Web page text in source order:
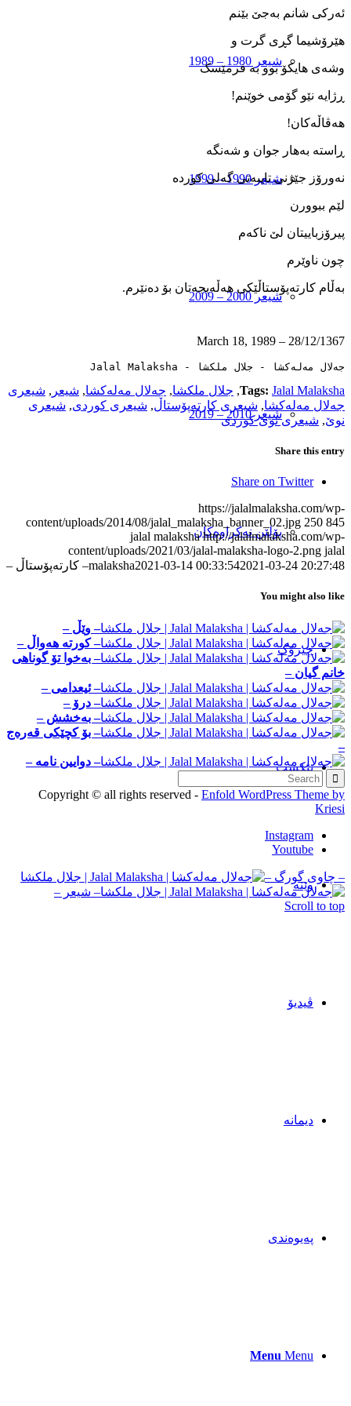
شیعر 1980 – 1989
شیعر 1990 – 1999
شیعر 2000 – 2009
شیعر 2010 – 2019
پۆلێن نەکراوەکان
چیرۆک
تێکست
وێنه‌
ڤیدیۆ
دیمانە
پەیوەندی
Menu Menu
ئه‌رکی شانم به‌جێ بێنم
هێرۆشیما گڕی گرت و
وشه‌ی هایکۆ بوو به‌ فرمێسک
ڕژایه ‌نێو گۆمی خوێنم!
هه‌ڤاڵه‌کان!
ڕاسته ‌به‌هار جوان و شه‌نگه
نه‌ورۆز جێژنی تایبه‌تی گه‌لی کورده
لێم ببوورن
پیرۆزباییتان لێ ناکه‌م
چون ناوێرم
به‌ڵام کارته‌پۆستاڵێکی هه‌ڵه‌بجه‌تان بۆ ده‌نێرم.
28/12/1367 – March 18, 1989
جەلال مەلەکشا - جلال ملکشا - Jalal Malaksha
Tags: Jalal Malaksha
, جلال ملکشا, جەلال مەلەکشا, شیعر , شیعری
جەلال مەلەکشا, شیعری کارته‌پۆستاڵ, شیعری کوردی, شیعری
نوێ, شیعری نوێ کوردی
Share this entry
Share on Twitter
https://jalalmalaksha.com/wp-
content/uploads/2014/08/jalal_malaksha_banner_02.jpg 250 845
jalal malaksha http://jalalmalaksha.com/wp-
content/uploads/2021/03/jalal-malaksha-logo-2.png jalal
malaksha2021-03-14 00:33:542021-03-24 20:27:48 – کارته‌پۆستاڵ –
You might also like
– وێڵ –
– کورتە ھەواڵ –
– به‌خوا تۆ گوناهی
خانم گیان –
– ئیعدامی –
– درۆ –
– به‌خشش –
– بۆ کچێکی قه‌ره‌ج
–
– دوایین نامه –
Copyright © all rights reserved - Enfold WordPress Theme by
Kriesi
Instagram
Youtube
– چاوی گورگ –
– شیعر –
Scroll to top